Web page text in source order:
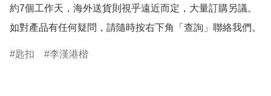
約7個工作天，海外送貨則視乎遠近而定，大量訂購另議。
如對產品有任何疑問，請隨時按右下角「查詢」聯絡我們。
匙扣 李漢港楷